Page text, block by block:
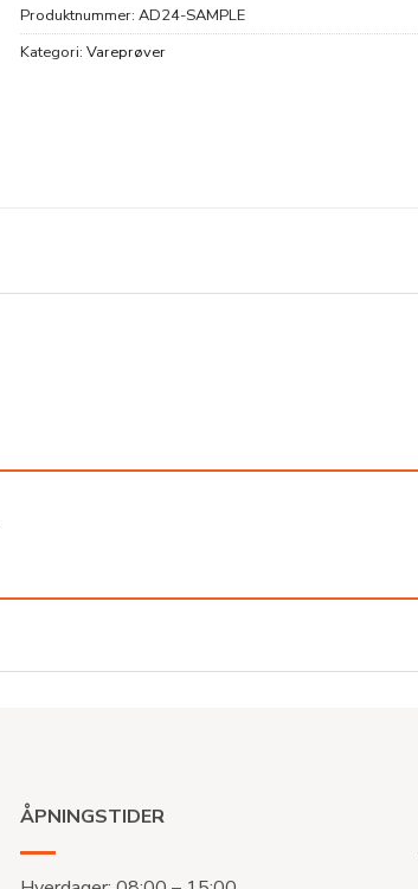
Produktnummer: AD24-SAMPLE
Kategori: Vareprøver
ÅPNINGSTIDER